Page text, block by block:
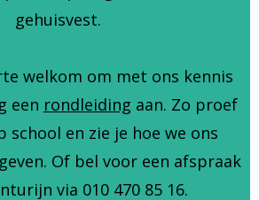
gehuisvest.
welkom om met ons kennis
een rondleiding aan. Zo proef
school en zie je hoe we ons
Of bel voor een afspraak
via 010 470 85 16.